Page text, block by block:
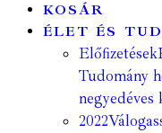
KOSÁR
ÉLET ÉS
Előfizetések
Tudomány
negyedéves
2022